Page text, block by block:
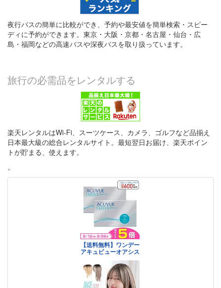
夜行バスの簡単に比較ができ、予約や最安値を簡単検索・スピー
ディに予約ができます。東京・大阪・京都・名古屋・仙台・広
島・福岡などの高速バスや深夜バスを取り扱っています。
旅行の必需品をレンタルする
楽天レンタルはWi-Fi、スーツケース、カメラ、ゴルフなど品揃え
日本最大級の総合レンタルサイト。最短翌日お届け、楽天ポイン
トが貯まる、使えます。
。